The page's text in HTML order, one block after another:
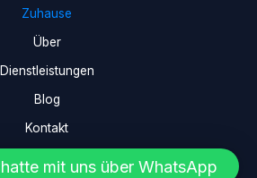
Zuhause
Über
Dienstleistungen
Blog
Kontakt
© 2026 Ceylon Urlaub
mit uns über WhatsApp